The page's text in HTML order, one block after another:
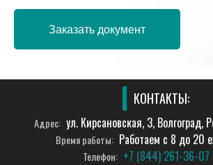
Заказать документ
КОНТАКТЫ:
Адрес: ул. Кирсановская, 3, Волгоград,
Время работы: Работаем с 8 до 20
Телефон: +7 (844) 261-36-07